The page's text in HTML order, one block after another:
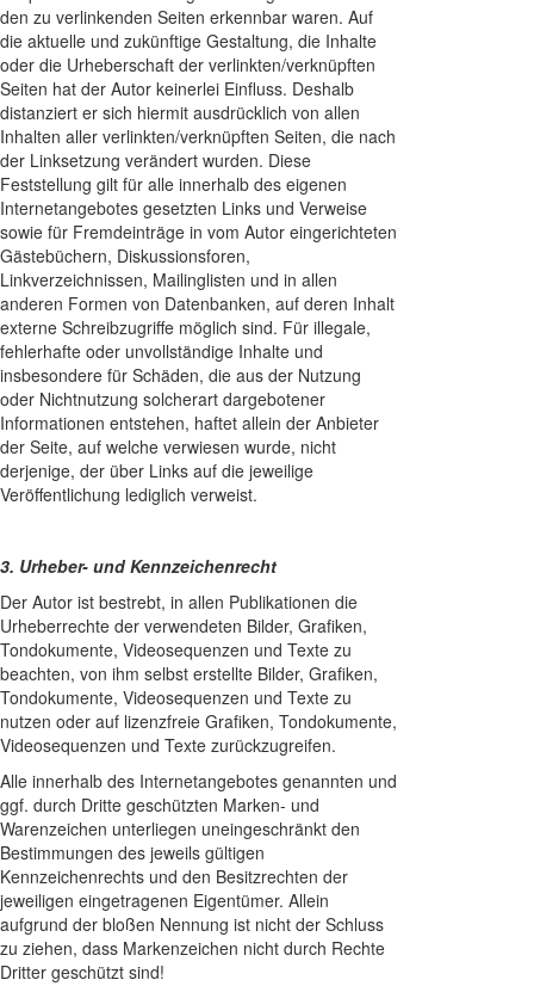
den zu verlinkenden Seiten erkennbar waren. Auf
die aktuelle und zukünftige Gestaltung, die Inhalte
oder die Urheberschaft der verlinkten/verknüpften
Seiten hat der Autor keinerlei Einfluss. Deshalb
distanziert er sich hiermit ausdrücklich von allen
Inhalten aller verlinkten/verknüpften Seiten, die nach
der Linksetzung verändert wurden. Diese
Feststellung gilt für alle innerhalb des eigenen
Internetangebotes gesetzten Links und Verweise
sowie für Fremdeinträge in vom Autor eingerichteten
Gästebüchern, Diskussionsforen,
Linkverzeichnissen, Mailinglisten und in allen
anderen Formen von Datenbanken, auf deren Inhalt
externe Schreibzugriffe möglich sind. Für illegale,
fehlerhafte oder unvollständige Inhalte und
insbesondere für Schäden, die aus der Nutzung
oder Nichtnutzung solcherart dargebotener
Informationen entstehen, haftet allein der Anbieter
der Seite, auf welche verwiesen wurde, nicht
derjenige, der über Links auf die jeweilige
Veröffentlichung lediglich verweist.
3. Urheber- und Kennzeichenrecht
Der Autor ist bestrebt, in allen Publikationen die
Urheberrechte der verwendeten Bilder, Grafiken,
Tondokumente, Videosequenzen und Texte zu
beachten, von ihm selbst erstellte Bilder, Grafiken,
Tondokumente, Videosequenzen und Texte zu
nutzen oder auf lizenzfreie Grafiken, Tondokumente,
Videosequenzen und Texte zurückzugreifen.
Alle innerhalb des Internetangebotes genannten und
ggf. durch Dritte geschützten Marken- und
Warenzeichen unterliegen uneingeschränkt den
Bestimmungen des jeweils gültigen
Kennzeichenrechts und den Besitzrechten der
jeweiligen eingetragenen Eigentümer. Allein
aufgrund der bloßen Nennung ist nicht der Schluss
zu ziehen, dass Markenzeichen nicht durch Rechte
Dritter geschützt sind!